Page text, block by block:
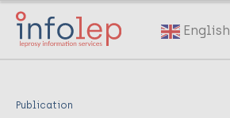
Skip
main
English
Publication